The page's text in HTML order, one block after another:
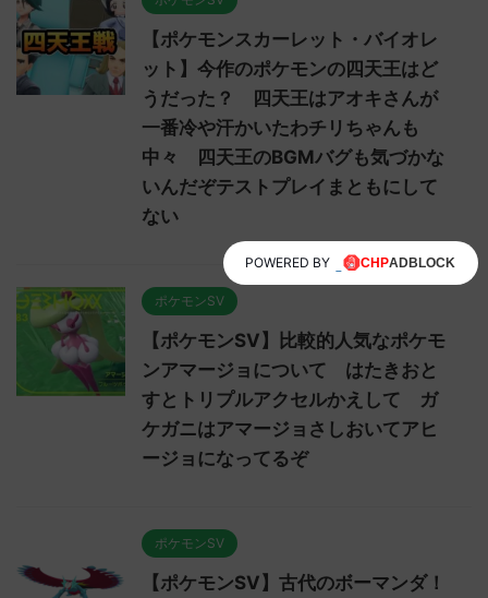
【ポケモンスカーレット・バイオレ
ット】今作のポケモンの四天王はど
うだった？ 四天王はアオキさんが
一番冷や汗かいたわチリちゃんも
中々 四天王のBGMバグも気づかな
いんだぞテストプレイまともにして
ない
ポケモンSV
【ポケモンSV】比較的人気なポケモ
ンアマージョについて はたきおと
すとトリプルアクセルかえして ガ
ケガニはアマージョさしおいてアヒ
ージョになってるぞ
ポケモンSV
【ポケモンSV】古代のボーマンダ！
POWERED BY